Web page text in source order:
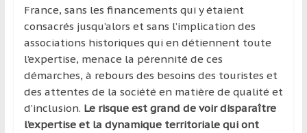
France, sans les financements qui y étaient
consacrés jusqu’alors et sans l’implication des
associations historiques qui en détiennent toute
l’expertise, menace la pérennité de ces
démarches, à rebours des besoins des touristes et
des attentes de la société en matière de qualité et
d’inclusion. Le risque est grand de voir disparaître
l’expertise et la dynamique territoriale qui ont